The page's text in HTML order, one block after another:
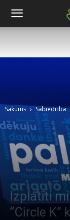
Sākums Sabiedrība
Izplatīti
“Circle K”